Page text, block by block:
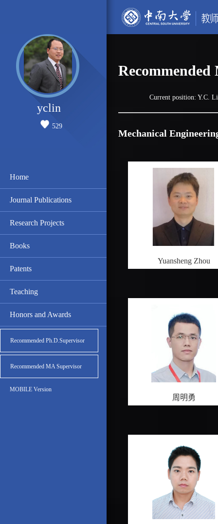
yclin
529
Home
Journal Publications
Research Projects
Books
Patents
Teaching
Honors and Awards
Recommended Ph.D.Supervisor
Recommended MA Supervisor
MOBILE Version
Current position:Y.C.
Mechanical
Yuansheng Zhou
周明勇